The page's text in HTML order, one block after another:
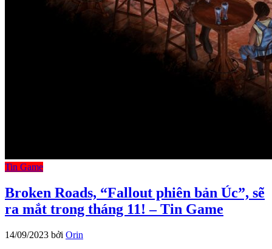
Tin Game
Broken Roads, “Fallout phiên bản Úc”, sẽ
ra mắt trong tháng 11! – Tin Game
14/09/2023 bởi Orin